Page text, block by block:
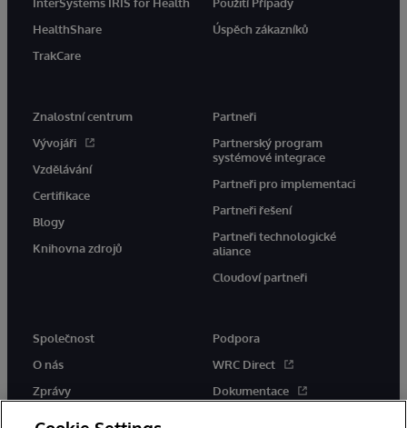
HealthShare
TrakCare
Úspěch zákazníků
Znalostní centrum
Vývojáři
Vzdělávání
Certifikace
Blogy
Knihovna zdrojů
Partneři
Partnerský program
systémové integrace
Partneři pro implementaci
Partneři řešení
Partneři technologické
aliance
Cloudoví partneři
Společnost
O nás
Zprávy
Podpora
WRC Direct
Dokumentace